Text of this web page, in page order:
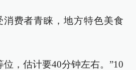
费者青睐，地方特色美食
位，估计要40分钟左右。”10